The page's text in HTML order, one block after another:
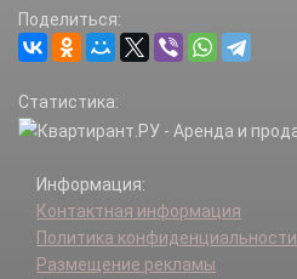
Поделиться:
Статистика:
Информация:
Контактная информация
Политика конфиденциальности
Размещение рекламы